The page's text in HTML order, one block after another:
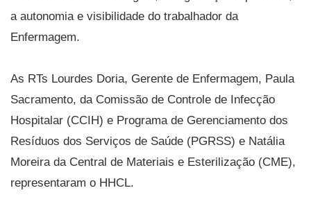
a autonomia e visibilidade do trabalhador da
Enfermagem.
As RTs Lourdes Doria, Gerente de Enfermagem, Paula
Sacramento, da Comissão de Controle de Infecção
Hospitalar (CCIH) e Programa de Gerenciamento dos
Resíduos dos Serviços de Saúde (PGRSS) e Natália
Moreira da Central de Materiais e Esterilização (CME),
representaram o HHCL.